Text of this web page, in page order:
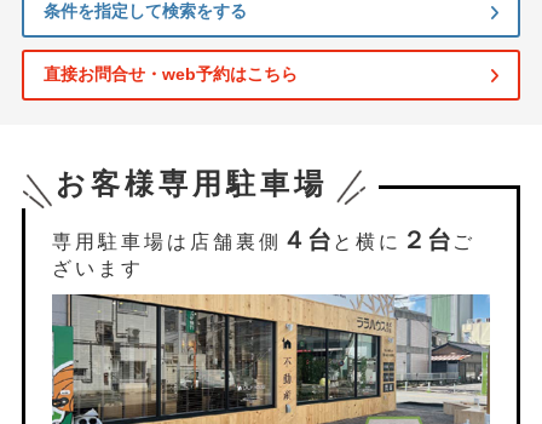
条件を指定して検索をする
直接お問合せ・web予約はこちら
お客様専用駐車場
専用駐車場は店舗裏側 ４台 と横に ２台 ご
ざいます